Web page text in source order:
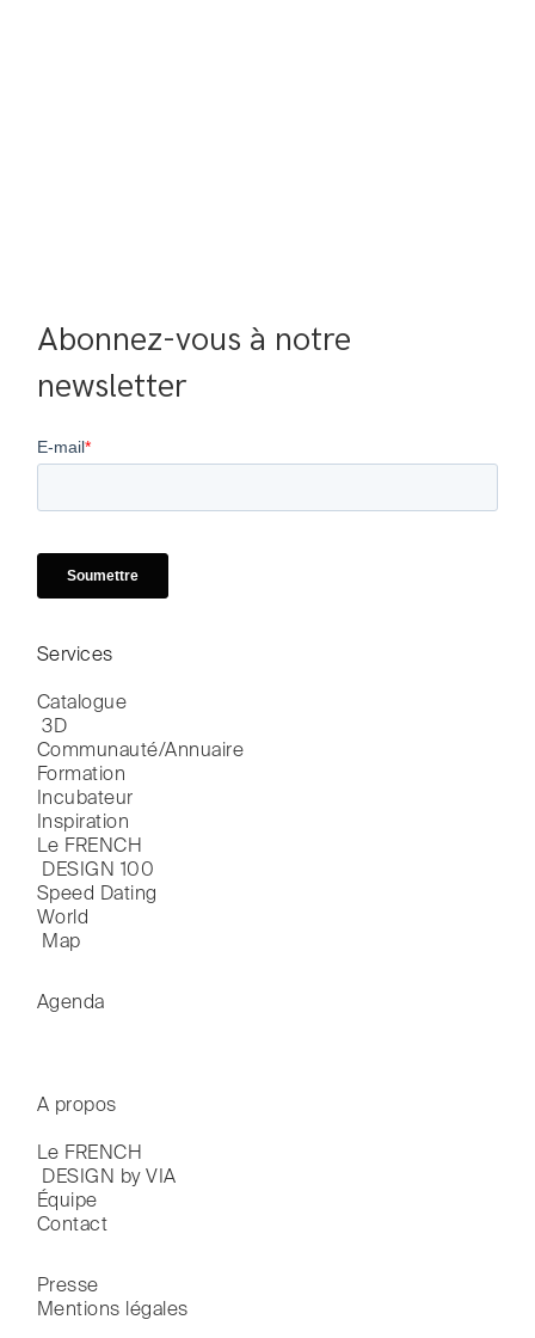
Abonnez-vous à notre
newsletter
Services
Catalogue
3D
Communauté/Annuaire
Formation
Incubateur
Inspiration
Le FRENCH
DESIGN 100
Speed Dating
World
Map
Agenda
A propos
Le FRENCH
DESIGN by VIA
Équipe
Contact
Presse
Mentions légales